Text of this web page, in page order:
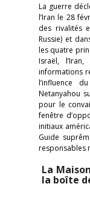
La guerre
l’Iran le 28
des rivalités
Russie) et
les quatre
Israël,
informations
l’influence
Netanyahou
pour le
fenêtre
initiaux
Guide
responsables
La
la boîte